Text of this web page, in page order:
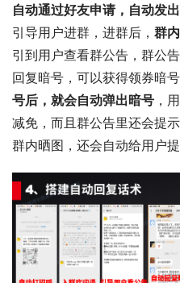
自动通过好友申请，自动发
引导用户进群，进群后， 群
引到用户查看群公告，群公
回复暗号，可以获得领券暗号
号后，就会自动弹出暗号 ，
减免，而且群公告里还会提
群内晒图，还会自动给用户